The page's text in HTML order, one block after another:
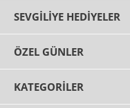
SEVGILIYE HEDIYELER
ÖZEL GÜNLER
KATEGORILER